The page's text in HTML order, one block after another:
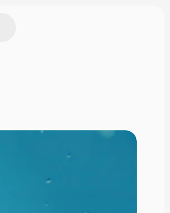
par image